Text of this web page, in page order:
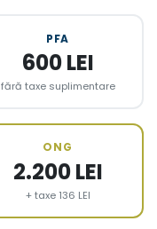
PFA
600 LEI
fără taxe suplimentare
ONG
2.200 LEI
+ taxe 136 LEI